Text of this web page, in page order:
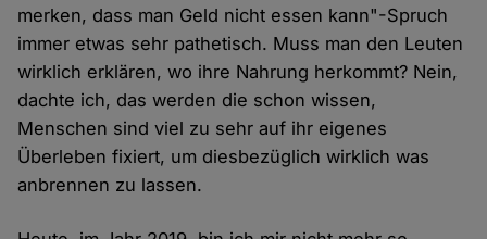
merken, dass man Geld nicht essen kann"-Spruch
immer etwas sehr pathetisch. Muss man den Leuten
wirklich erklären, wo ihre Nahrung herkommt? Nein,
dachte ich, das werden die schon wissen,
Menschen sind viel zu sehr auf ihr eigenes
Überleben fixiert, um diesbezüglich wirklich was
anbrennen zu lassen.